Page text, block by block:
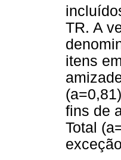
TR. A
itens
fins de
Total